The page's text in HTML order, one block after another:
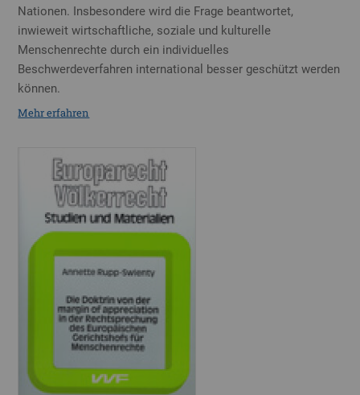
Nationen. Insbesondere wird die Frage beantwortet,
inwieweit wirtschaftliche, soziale und kulturelle
Menschenrechte durch ein individuelles
Beschwerdeverfahren international besser geschützt werden
können.
Mehr erfahren